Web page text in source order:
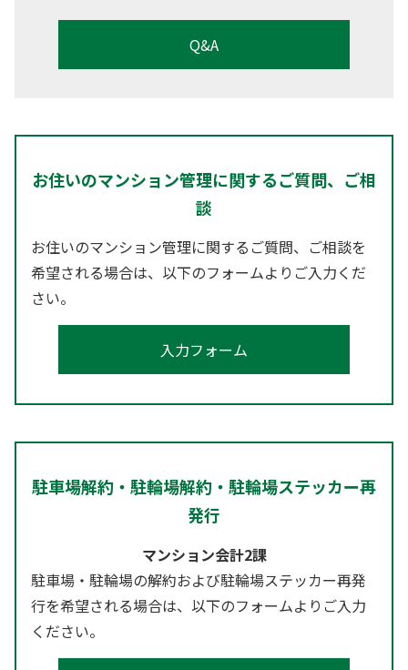
Q&A
お住いのマンション管理に関するご質問、ご相
談
お住いのマンション管理に関するご質問、ご相談を
希望される場合は、以下のフォームよりご入力くだ
さい。
入力フォーム
駐車場解約・駐輪場解約・駐輪場ステッカー再
発行
マンション会計2課
駐車場・駐輪場の解約および駐輪場ステッカー再発
行を希望される場合は、以下のフォームよりご入力
ください。